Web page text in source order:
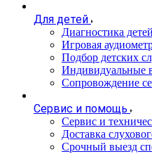
Для детей
Диагностика
Игровая
Подбор детских
Индивидуальные
Сопровождение
Сервис и помощь
Сервис и
Доставка
Срочный выезд